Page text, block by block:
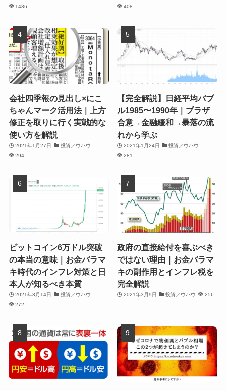
1436
408
会社四季報の見出し×にこ
ちゃんマーク活用法｜上方
修正を取りに行く実戦的な
使い方を解説
2021年1月27日
投資ノウハウ
294
【完全解説】日経平均バブ
ル1985〜1990年｜プラザ
合意→金融緩和→暴落の流
れから学ぶ
2021年1月24日
投資ノウハウ
281
ビットコイン6万ドル突破
の本当の意味｜お金バラマ
キ時代のインフレ対策と日
本人が知るべき本質
2021年3月14日
投資ノウハウ
272
政府の直接給付を喜ぶべき
ではない理由｜お金バラマ
キの副作用とインフレ税を
完全解説
2021年3月9日 投資ノウハウ 256